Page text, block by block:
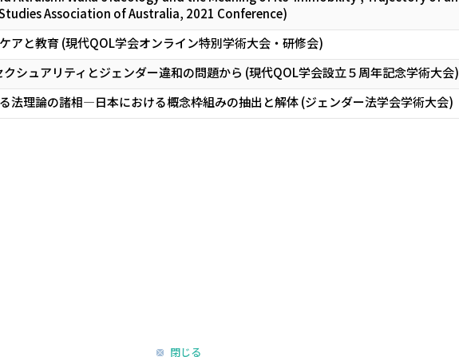
Association of Australia, 2021 Conference)
アと教育 (現代QOL学会オンライン特別学術大会・研修会)
シュアリティとジェンダー違和の問題から (現代QOL学会設立５周年記念学術大会)
法理論の諸相―日本における概念枠組みの抽出と解体 (ジェンダー法学会学術大会)
閉じる